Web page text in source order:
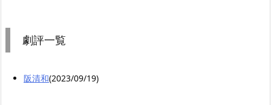
劇評一覧
阪清和(2023/09/19)